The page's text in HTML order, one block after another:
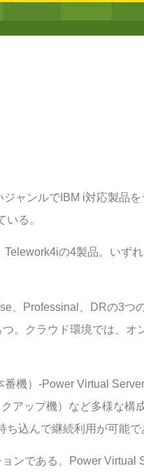
ャンルでIBM i対応製品
る。
の4製品。いず
、Professinal、DRの3つ
。クラウド環境では、オ
機）-Power Virtual
アップ機）など多様な構
込んで継続利用が可能で
ンである。Power Virtual